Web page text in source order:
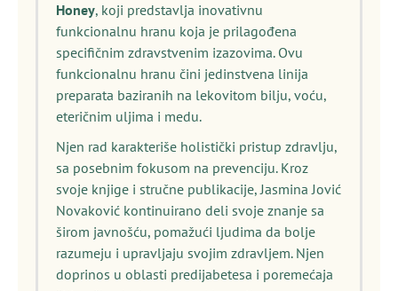
Honey, koji predstavlja inovativnu
funkcionalnu hranu koja je prilagođena
specifičnim zdravstvenim izazovima. Ovu
funkcionalnu hranu čini jedinstvena linija
preparata baziranih na lekovitom bilju, voću,
eteričnim uljima i medu.
Njen rad karakteriše holistički pristup zdravlju,
sa posebnim fokusom na prevenciju. Kroz
svoje knjige i stručne publikacije, Jasmina Jović
Novaković kontinuirano deli svoje znanje sa
širom javnošću, pomažući ljudima da bolje
razumeju i upravljaju svojim zdravljem. Njen
doprinos u oblasti predijabetesa i poremećaja